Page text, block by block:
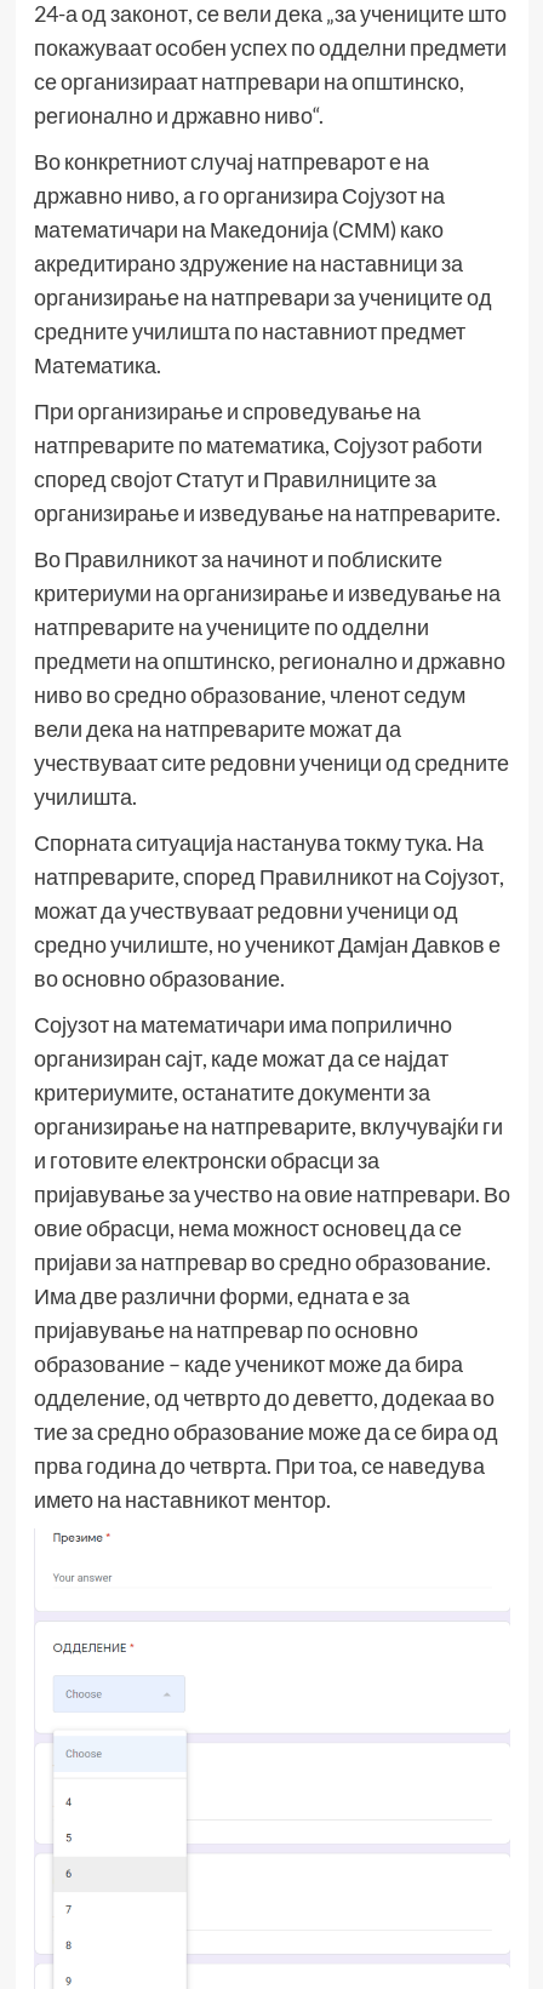
24-а од законот, се вели дека „за учениците што
покажуваат особен успех по одделни предмети
се организираат натпревари на општинско,
регионално и државно ниво“.
Во конкретниот случај натпреварот е на
државно ниво, а го организира Сојузот на
математичари на Македонија (СММ) како
акредитирано здружение на наставници за
организирање на натпревари за учениците од
средните училишта по наставниот предмет
Математика.
При организирање и спроведување на
натпреварите по математика, Сојузот работи
според својот Статут и Правилниците за
организирање и изведување на натпреварите.
Во Правилникот за начинот и поблиските
критериуми на организирање и изведување на
натпреварите на учениците по одделни
предмети на општинско, регионално и државно
ниво во средно образование, членот седум
вели дека на натпреварите можат да
учествуваат сите редовни ученици од средните
училишта.
Спорната ситуација настанува токму тука. На
натпреварите, според Правилникот на Сојузот,
можат да учествуваат редовни ученици од
средно училиште, но ученикот Дамјан Давков е
во основно образование.
Сојузот на математичари има поприлично
организиран сајт, каде можат да се најдат
критериумите, останатите документи за
организирање на натпреварите, вклучувајќи ги
и готовите електронски обрасци за
пријавување за учество на овие натпревари. Во
овие обрасци, нема можност основец да се
пријави за натпревар во средно образование.
Има две различни форми, едната е за
пријавување на натпревар по основно
образование – каде ученикот може да бира
одделение, од четврто до деветто, додекаа во
тие за средно образование може да се бира од
прва година до четврта. При тоа, се наведува
името на наставникот ментор.